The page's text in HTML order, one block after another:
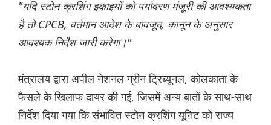
"यदि स्टोन क्रशिंग इकाइयों को पर्यावरण मंजूरी की आवश्यकता
है तो CPCB, वर्तमान आदेश के बावजूद, कानून के अनुसार
आवश्यक निर्देश जारी करेगा।"
मंत्रालय द्वारा अपील नेशनल ग्रीन ट्रिब्यूनल, कोलकाता के
फैसले के खिलाफ दायर की गई, जिसमें अन्य बातों के साथ-साथ
निर्देश दिया गया कि संभावित स्टोन क्रशिंग यूनिट को राज्य